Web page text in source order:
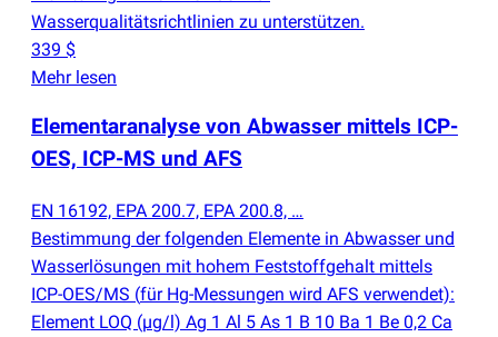
Wasserqualitätsrichtlinien zu unterstützen.
339 $
Mehr lesen
Elementaranalyse von Abwasser mittels ICP-
OES, ICP-MS und AFS
EN 16192, EPA 200.7, EPA 200.8, …
Bestimmung der folgenden Elemente in Abwasser und
Wasserlösungen mit hohem Feststoffgehalt mittels
ICP-OES/MS (für Hg-Messungen wird AFS verwendet):
Element LOQ (µg/l) Ag 1 Al 5 As 1 B 10 Ba 1 Be 0,2 Ca